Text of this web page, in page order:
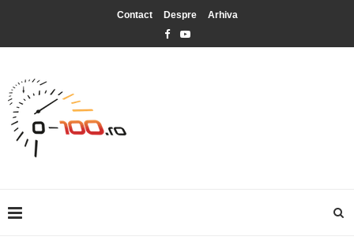
Contact Despre Arhiva